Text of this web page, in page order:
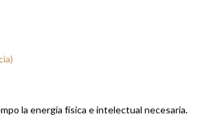
la energía física e intelectual necesaria.